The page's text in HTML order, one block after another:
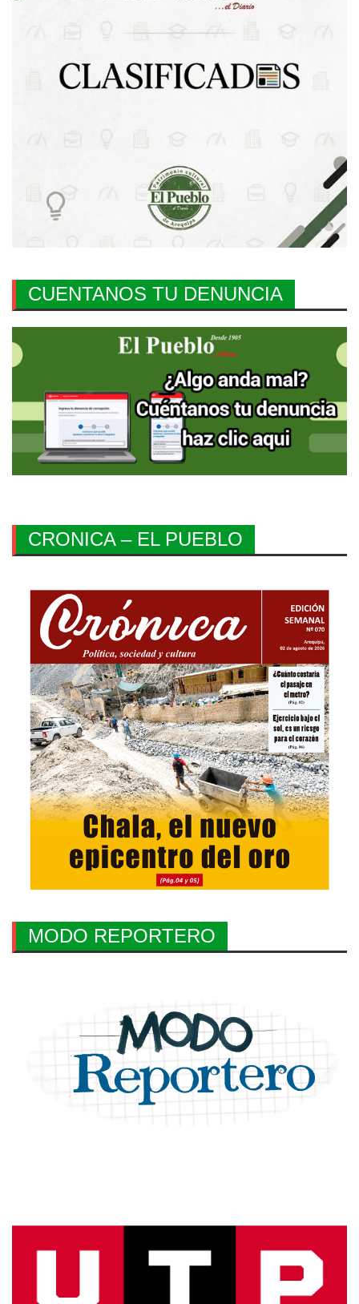
CUENTANOS TU DENUNCIA
CRONICA – EL PUEBLO
MODO REPORTERO